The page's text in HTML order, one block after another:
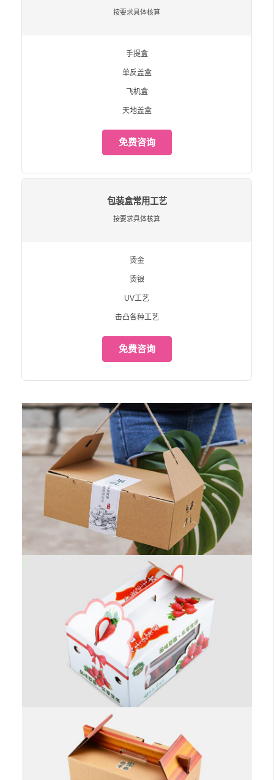
按要求具体核算
手提盒
单反盖盒
飞机盒
天地盖盒
免费咨询
包装盒常用工艺
按要求具体核算
烫金
烫银
UV工艺
击凸各种工艺
免费咨询